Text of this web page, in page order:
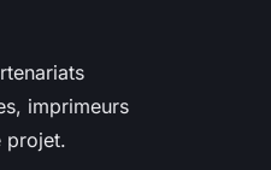
imprimeurs
projet.